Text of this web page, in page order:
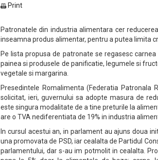
Print
Patronatele din industria alimentara cer
inseamna produs alimentar, pentru a putea limita
Pe lista propusa de patronate se regasesc
painea si produsele de panificatie, legumele si
vegetale si margarina.
Presedintele Romalimenta (Federatia Patronala
solicitat, ieri, guvernului sa adopte masura de
este singura modalitate de a tine preturile la
are o TVA nediferentiata de 19% in industria
In cursul acestui an, in parlament au ajuns doua
una promovata de PSD, iar cealalta de Partidul
parlamentului, dar s-au im potmolit in cealalta.